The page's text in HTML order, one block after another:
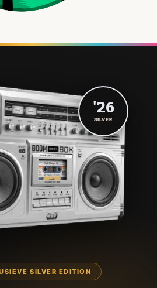
SILVER EDITION
'26
SILVER